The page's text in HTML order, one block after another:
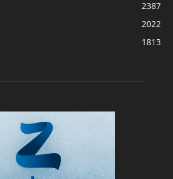
2387
2022
1813